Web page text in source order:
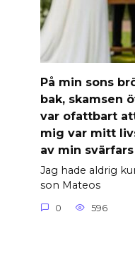
På min sons
bak, skamsen
var ofattbart
mig var mitt
av min
Jag hade aldrig
son Mateos
0 596